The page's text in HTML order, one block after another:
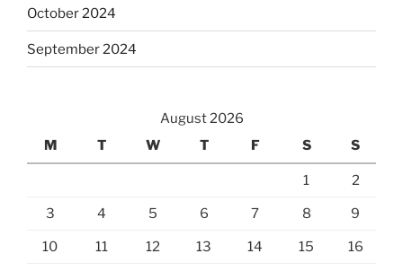
October 2024
September 2024
August 2026
M
T W T F S S
1 2
3 4 5 6 7 8 9
10 11 12 13 14 15 16